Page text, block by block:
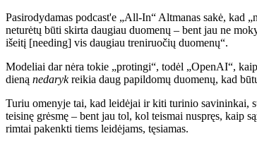
Pasirodydamas podcast'e „All-In“ Altmanas sakė, kad
neturėtų būti skirta daugiau duomenų – bent jau ne
išeitį [needing] vis daugiau treniruočių duomenų“.
Modeliai dar nėra tokie „protingi“, todėl „OpenAI“,
dieną nedarykreikia daug papildomų duomenų, kad
Turiu omenyje tai, kad leidėjai ir kiti turinio savininkai,
teisinę grėsmę – bent jau tol, kol teismai nuspręs, kaip
rimtai pakenkti tiems leidėjams, tęsiamas.